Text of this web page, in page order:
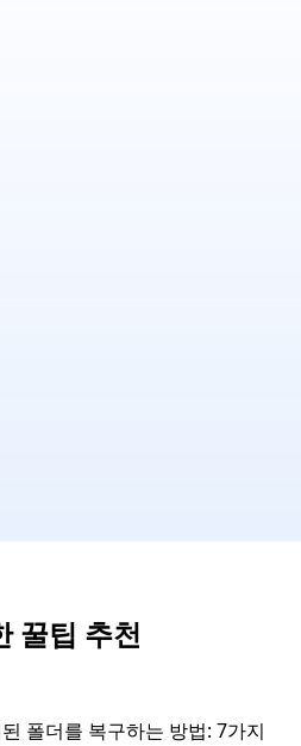
꿀팁 추천
폴더를 복구하는 방법: 7가지